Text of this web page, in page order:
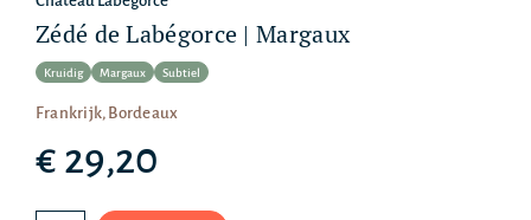
Zédé de Labégorce | Margaux
Kruidig Margaux Subtiel
Frankrijk, Bordeaux
€ 29,20